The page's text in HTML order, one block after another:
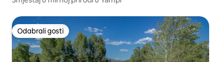
Odabrali gosti
Odabrali gosti